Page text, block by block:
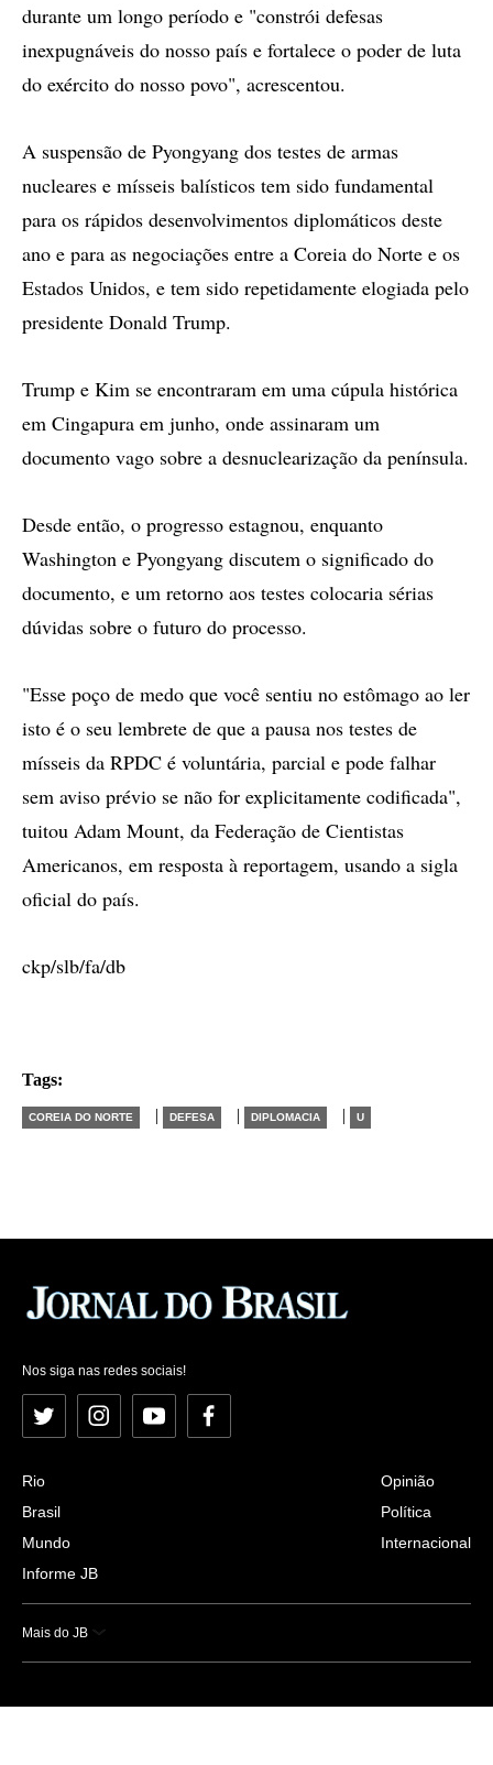
durante um longo período e "constrói defesas
inexpugnáveis do nosso país e fortalece o poder de luta
do exército do nosso povo", acrescentou.
A suspensão de Pyongyang dos testes de armas
nucleares e mísseis balísticos tem sido fundamental
para os rápidos desenvolvimentos diplomáticos deste
ano e para as negociações entre a Coreia do Norte e os
Estados Unidos, e tem sido repetidamente elogiada pelo
presidente Donald Trump.
Trump e Kim se encontraram em uma cúpula histórica
em Cingapura em junho, onde assinaram um
documento vago sobre a desnuclearização da península.
Desde então, o progresso estagnou, enquanto
Washington e Pyongyang discutem o significado do
documento, e um retorno aos testes colocaria sérias
dúvidas sobre o futuro do processo.
"Esse poço de medo que você sentiu no estômago ao ler
isto é o seu lembrete de que a pausa nos testes de
mísseis da RPDC é voluntária, parcial e pode falhar
sem aviso prévio se não for explicitamente codificada",
tuitou Adam Mount, da Federação de Cientistas
Americanos, em resposta à reportagem, usando a sigla
oficial do país.
ckp/slb/fa/db
Tags:
COREIA DO NORTE | DEFESA | DIPLOMACIA | U
Nos siga nas redes sociais!
Twitter InstagramYouTubeFacebook
Rio
Brasil
Mundo
Informe JB
Opinião
Política
Internacional
Mais do JB
Esportes